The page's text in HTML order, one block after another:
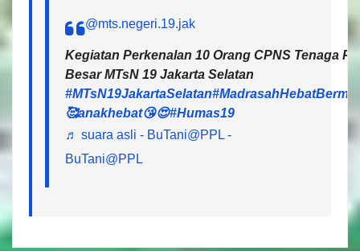
@mts.negeri.19.jak
Kegiatan Perkenalan 10 Orang CPNS Tenaga
Besar MTsN 19 Jakarta Selatan
#MTsN19JakartaSelatan
🥰anakhebat😘😍#Humas19
♬ suara asli - BuTani@PPL -
BuTani@PPL